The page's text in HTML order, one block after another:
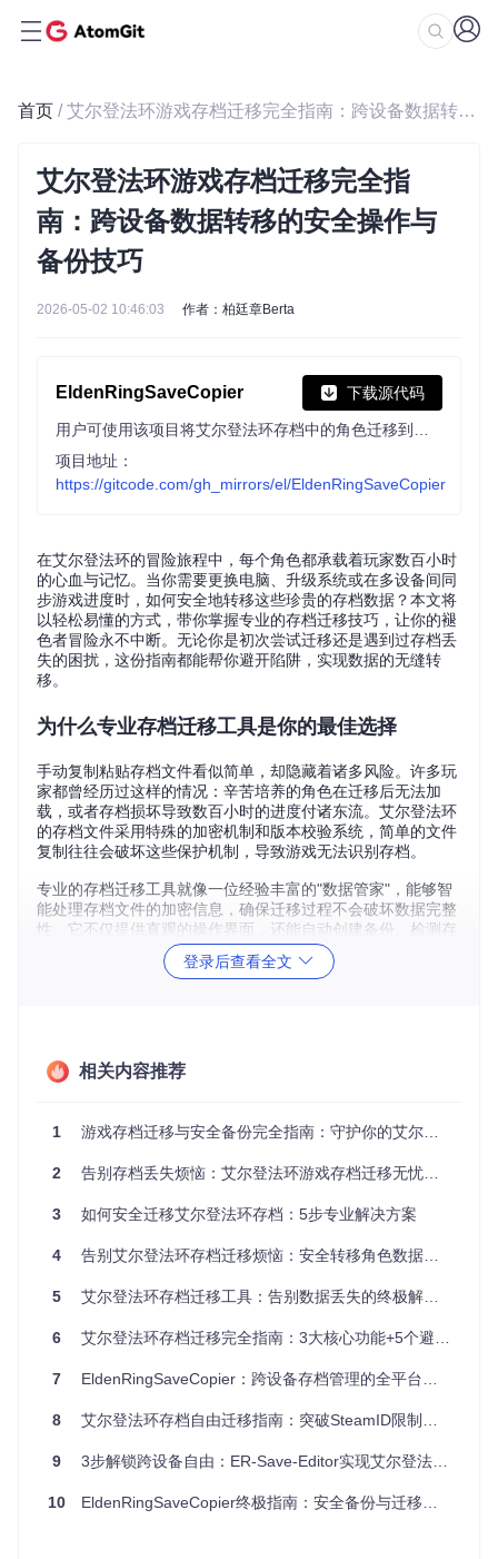
首页 / 艾尔登法环游戏存档迁移完全指南：跨设备数据转移的安全操作与备份技巧
艾尔登法环游戏存档迁移完全指
南：跨设备数据转移的安全操作与
备份技巧
2026-05-02 10:46:03 作者：柏廷章Berta
EldenRingSaveCopier 下载源代码
项目地址：
https://gitcode.com/gh_mirrors/el/EldenRingSaveCopier
在艾尔登法环的冒险旅程中，每个角色都承载着玩家数百小时
的心血与记忆。当你需要更换电脑、升级系统或在多设备间同
步游戏进度时，如何安全地转移这些珍贵的存档数据？本文将
以轻松易懂的方式，带你掌握专业的存档迁移技巧，让你的褪
色者冒险永不中断。无论你是初次尝试迁移还是遇到过存档丢
失的困扰，这份指南都能帮你避开陷阱，实现数据的无缝转
移。
为什么专业存档迁移工具是你的最佳选择
手动复制粘贴存档文件看似简单，却隐藏着诸多风险。许多玩
家都曾经历过这样的情况：辛苦培养的角色在迁移后无法加
载，或者存档损坏导致数百小时的进度付诸东流。艾尔登法环
的存档文件采用特殊的加密机制和版本校验系统，简单的文件
复制往往会破坏这些保护机制，导致游戏无法识别存档。
专业的存档迁移工具就像一位经验丰富的"数据管家"，能够智
能处理存档文件的加密信息，确保迁移过程不会破坏数据完整
性。它不仅提供直观的操作界面，还能自动创建备份、检测存
档版本兼容性，并支持多角色的选择性迁移。对于希望在不同
设备间无缝切换游戏的玩家来说，这样的工具是不可或缺的。
系统崩溃或需要重装Windows时，很多玩家会忘记备份隐藏在
的存档文件夹，即使在PE系统或安全模式下也能轻松提取存档
有艾尔登法环存档并生成压缩备份包，让你在系统重装后能迅
场景二：家庭共享电脑的多角色管理
当一台电脑上有多个玩家创建了各自的角色时，存档文件会混
供的角色预览功能可以清晰显示每个存档对应的角色信息，包
立的存档备份，避免不同玩家的进度相互干扰。
场景三：笔记本与台式机之间的无缝切换
许多玩家同时拥有笔记本和台式机——在外出时用笔记本游
戏，回家后希望在性能更强的台式机上继续。通过迁移工具，
你可以将笔记本上的存档导出为便携格式，复制到U盘或通过
家庭网络传输到台式机，再用工具导入。整个过程只需几分
登录后查看全文
相关内容推荐
1 游戏存档迁移与安全备份完全指南：守护你的艾尔登法环冒险记忆
2 告别存档丢失烦恼：艾尔登法环游戏存档迁移无忧指南
3 如何安全迁移艾尔登法环存档：5步专业解决方案
4 告别艾尔登法环存档迁移烦恼：安全转移角色数据的完整指南
5 艾尔登法环存档迁移工具：告别数据丢失的终极解决方案
6 艾尔登法环存档迁移完全指南：3大核心功能+5个避坑技巧让存档安全无忧
7 EldenRingSaveCopier：跨设备存档管理的全平台解决方案
8 艾尔登法环存档自由迁移指南：突破SteamID限制的完整方案
9 3步解锁跨设备自由：ER-Save-Editor实现艾尔登法环存档迁移全指南
10 EldenRingSaveCopier终极指南：安全备份与迁移艾尔登法环存档